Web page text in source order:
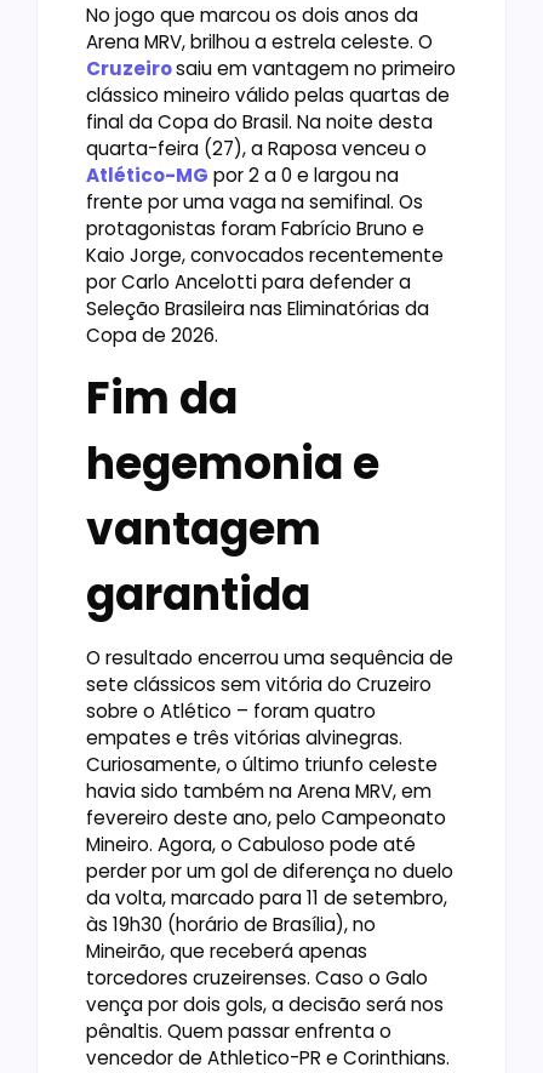
No jogo que marcou os dois anos da
Arena MRV, brilhou a estrela celeste. O
Cruzeirosaiu em vantagem no primeiro
clássico mineiro válido pelas quartas de
final da Copa do Brasil. Na noite desta
quarta-feira (27), a Raposa venceu o
Atlético-MG por 2 a 0 e largou na
frente por uma vaga na semifinal. Os
protagonistas foram Fabrício Bruno e
Kaio Jorge, convocados recentemente
por Carlo Ancelotti para defender a
Seleção Brasileira nas Eliminatórias da
Copa de 2026.
Fim da
hegemonia e
vantagem
garantida
O resultado encerrou uma sequência de
sete clássicos sem vitória do Cruzeiro
sobre o Atlético – foram quatro
empates e três vitórias alvinegras.
Curiosamente, o último triunfo celeste
havia sido também na Arena MRV, em
fevereiro deste ano, pelo Campeonato
Mineiro. Agora, o Cabuloso pode até
perder por um gol de diferença no duelo
da volta, marcado para 11 de setembro,
às 19h30 (horário de Brasília), no
Mineirão, que receberá apenas
torcedores cruzeirenses. Caso o Galo
vença por dois gols, a decisão será nos
pênaltis. Quem passar enfrenta o
vencedor de Athletico-PR e Corinthians.